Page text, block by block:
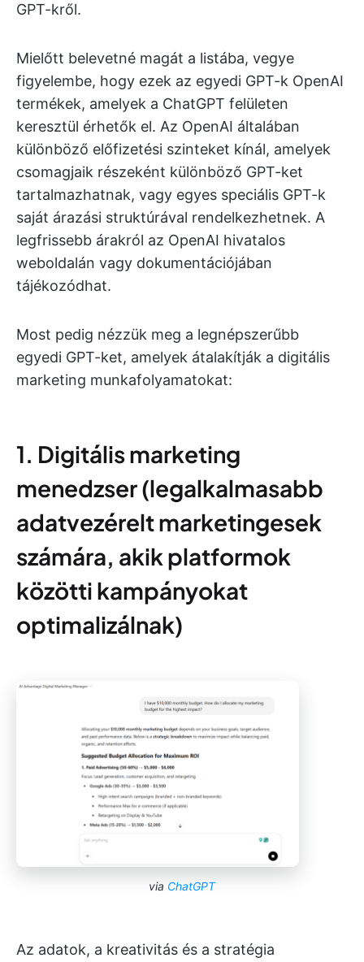
GPT-kről.
Mielőtt belevetné magát a listába, vegye
figyelembe, hogy ezek az egyedi GPT-k OpenAI
termékek, amelyek a ChatGPT felületen
keresztül érhetők el. Az OpenAI általában
különböző előfizetési szinteket kínál, amelyek
csomagjaik részeként különböző GPT-ket
tartalmazhatnak, vagy egyes speciális GPT-k
saját árazási struktúrával rendelkezhetnek. A
legfrissebb árakról az OpenAI hivatalos
weboldalán vagy dokumentációjában
tájékozódhat.
Most pedig nézzük meg a legnépszerűbb
egyedi GPT-ket, amelyek átalakítják a digitális
marketing munkafolyamatokat:
1. Digitális marketing
menedzser (legalkalmasabb
adatvezérelt marketingesek
számára, akik platformok
közötti kampányokat
optimalizálnak)
via ChatGPT
Az adatok, a kreativitás és a stratégia